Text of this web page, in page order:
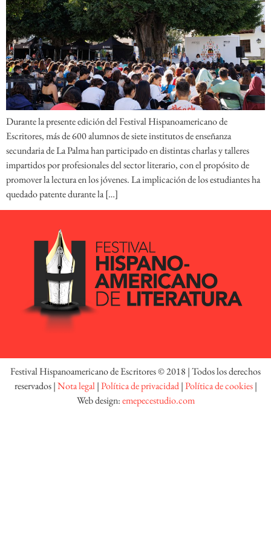
Durante la presente edición del Festival Hispanoamericano de
Escritores, más de 600 alumnos de siete institutos de enseñanza
secundaria de La Palma han participado en distintas charlas y talleres
impartidos por profesionales del sector literario, con el propósito de
promover la lectura en los jóvenes. La implicación de los estudiantes ha
quedado patente durante la […]
Festival Hispanoamericano de Escritores © 2018 | Todos los derechos
reservados |Nota legal|Política de privacidad|Política de cookies|
Web design:emepecestudio.com